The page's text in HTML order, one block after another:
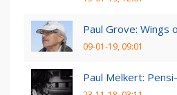
Paul Grove: Wings
09-01-19, 09:01
Paul Melkert: